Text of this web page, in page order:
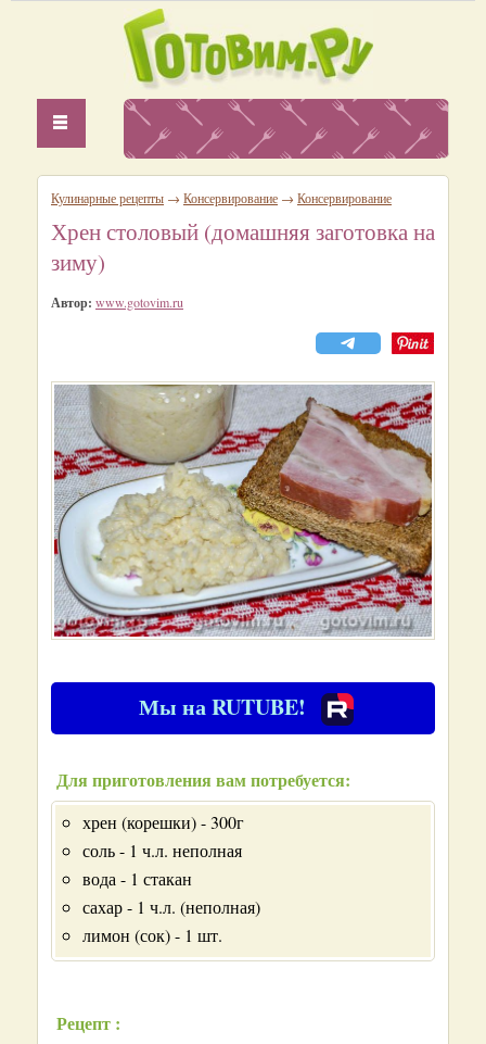
Кулинарные рецепты → Консервирование → Консервирование
Хрен столовый (домашняя заготовка на
зиму)
Автор: www.gotovim.ru
Мы на RUTUBE!
Для приготовления вам потребуется:
хрен (корешки) - 300г
соль - 1 ч.л. неполная
вода - 1 стакан
сахар - 1 ч.л. (неполная)
лимон (сок) - 1 шт.
Рецепт :